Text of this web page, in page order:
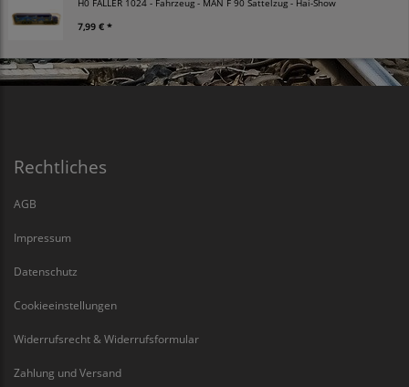
H0 FALLER 1024 - Fahrzeug - MAN F 90 Sattelzug - Hai-Show
7,99 € *
Rechtliches
AGB
Impressum
Datenschutz
Cookieeinstellungen
Widerrufsrecht & Widerrufsformular
Zahlung und Versand